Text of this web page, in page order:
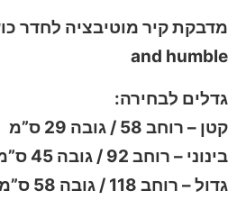
and humble
גדלים לבחירה:
קטן – רוחב 58 / גובה 29 ס”מ
בינוני – רוחב 92 / גובה 45 ס”מ
גדול – רוחב 118 / גובה 58 ס”מ